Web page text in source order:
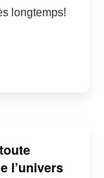
longtemps!
l’univers